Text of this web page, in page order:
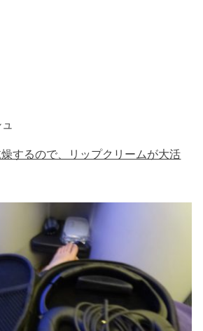
するので、リップクリームが大活